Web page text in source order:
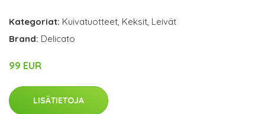
Kategoriat: Kuivatuotteet, Keksit, Leivät
Brand: Delicato
99 EUR
LISÄTIETOJA